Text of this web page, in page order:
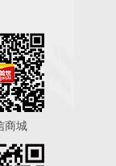
商城